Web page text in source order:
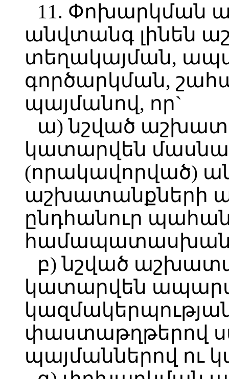
11. Փոխարկման
անվտանգ լինեն
տեղակայման,
գործարկման,
պայմանով, որ`
ա) նշված
կատարվեն
(որակավորված)
աշխատանքների
ընդհանուր
բ) նշված
կատարվեն
փաստաթղթերով
պայմաններով ու